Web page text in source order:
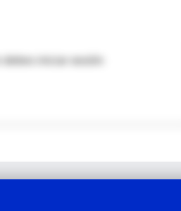
iniciar sesión